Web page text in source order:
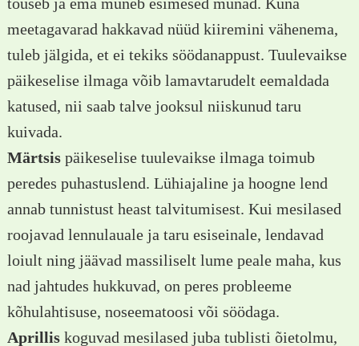
tõuseb ja ema muneb esimesed munad. Kuna
meetagavarad hakkavad nüüd kiiremini vähenema,
tuleb jälgida, et ei tekiks söödanappust. Tuulevaikse
päikeselise ilmaga võib lamavtarudelt eemaldada
katused, nii saab talve jooksul niiskunud taru
kuivada.
Märtsispäikeselise tuulevaikse ilmaga toimub
peredes puhastuslend. Lühiajaline ja hoogne lend
annab tunnistust heast talvitumisest. Kui mesilased
roojavad lennulauale ja taru esiseinale, lendavad
loiult ning jäävad massiliselt lume peale maha, kus
nad jahtudes hukkuvad, on peres probleeme
kõhulahtisuse, noseematoosi või söödaga.
Aprilliskoguvad mesilased juba tublisti õietolmu,